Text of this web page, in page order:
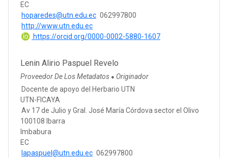
EC
hoparedes@utn.edu.ec 062997800
http://www.utn.edu.ec
https://orcid.org/0000-0002-5880-1607
Lenin Alirio Paspuel Revelo
Proveedor De Los Metadatos ● Originador
Docente de apoyo del Herbario UTN
UTN-FICAYA
Av 17 de Julio y Gral. José María Córdova sector el Olivo
100108 Ibarra
Imbabura
EC
lapaspuel@utn.edu.ec 062997800